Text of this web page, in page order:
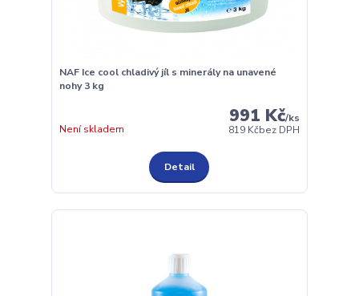
NAF Ice cool chladivý jíl s minerály na unavené
nohy 3 kg
991 Kč/ks
819 Kčbez DPH
Není skladem
Detail